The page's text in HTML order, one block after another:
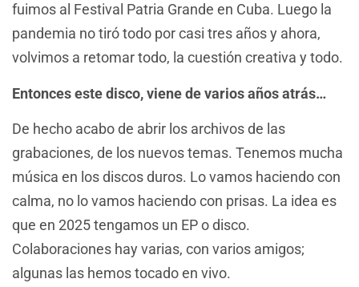
fuimos al Festival Patria Grande en Cuba. Luego la
pandemia no tiró todo por casi tres años y ahora,
volvimos a retomar todo, la cuestión creativa y todo.
Entonces este disco, viene de varios años atrás…
De hecho acabo de abrir los archivos de las
grabaciones, de los nuevos temas. Tenemos mucha
música en los discos duros. Lo vamos haciendo con
calma, no lo vamos haciendo con prisas. La idea es
que en 2025 tengamos un EP o disco.
Colaboraciones hay varias, con varios amigos;
algunas las hemos tocado en vivo.